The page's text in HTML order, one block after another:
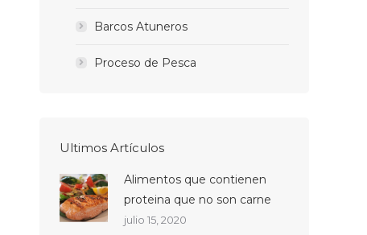
Barcos Atuneros
Proceso de Pesca
Ultimos Artículos
Alimentos que contienen
proteina que no son carne
julio 15, 2020